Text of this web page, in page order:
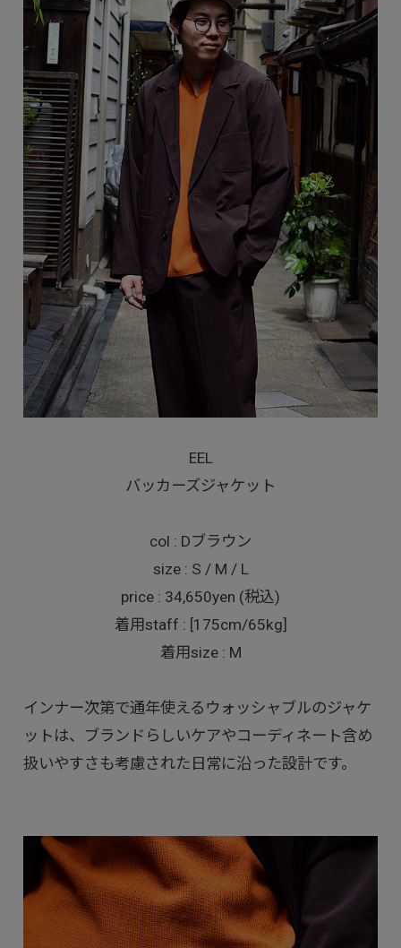
EEL
バッカーズジャケット
col : Dブラウン
size : S / M / L
price : 34,650yen (税込)
着用staff : [175cm/65kg]
着用size : M
インナー次第で通年使えるウォッシャブルのジャケ
ットは、ブランドらしいケアやコーディネート含め
扱いやすさも考慮された日常に沿った設計です。